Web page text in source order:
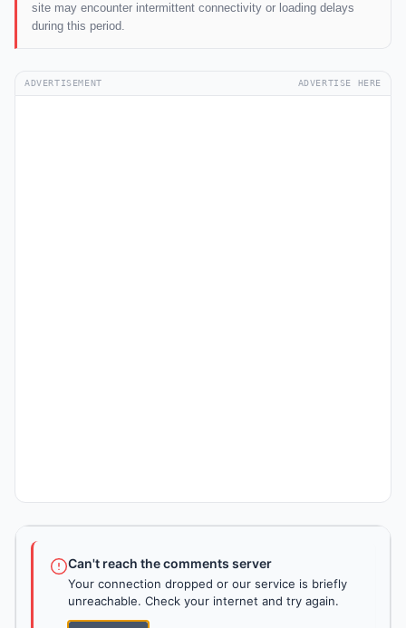
site may encounter intermittent connectivity or loading delays
during this period.
ADVERTISEMENT ADVERTISE HERE
Can't reach the comments server
Your connection dropped or our service is briefly
unreachable. Check your internet and try again.